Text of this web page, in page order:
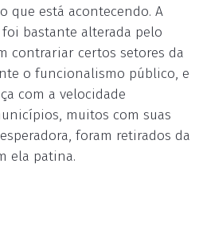
que está acontecendo. A
bastante alterada pelo
contrariar certos setores da
o funcionalismo público, e
com a velocidade
muitos com suas
foram retirados da
ela patina.